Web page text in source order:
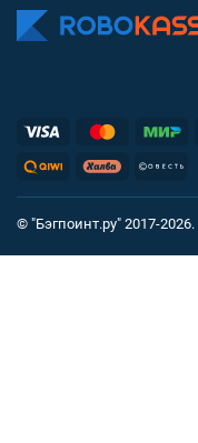
© "Бэгпоинт.ру" 2017-2026.